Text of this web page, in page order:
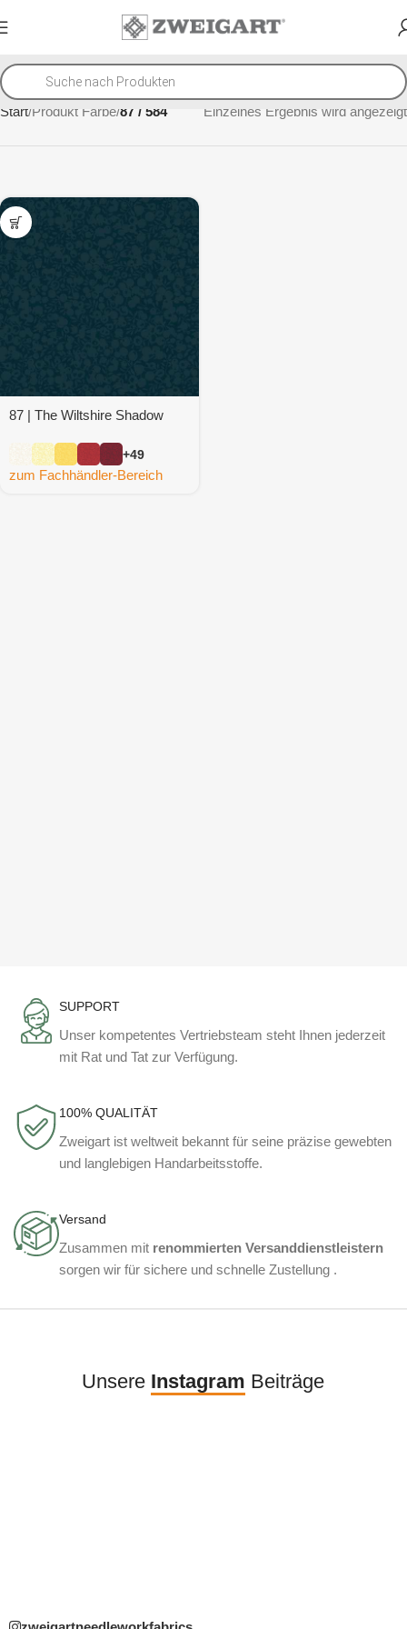
Start Produkt Farbe 87 / 584 Einzelnes Ergebnis wird angezeigt
87 | The Wiltshire Shadow
+49
zum Fachhändler-Bereich
SUPPORT
Unser kompetentes Vertriebsteam steht Ihnen jederzeit
mit Rat und Tat zur Verfügung.
100% QUALITÄT
Zweigart ist weltweit bekannt für seine präzise gewebten
und langlebigen Handarbeitsstoffe.
Versand
Zusammen mit renommierten Versanddienstleistern
sorgen wir für sichere und schnelle Zustellung .
Unsere Instagram Beiträge